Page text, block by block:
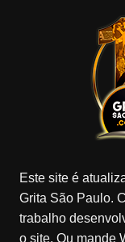
Este site é
Grita São Paulo.
trabalho
o site. Ou mande